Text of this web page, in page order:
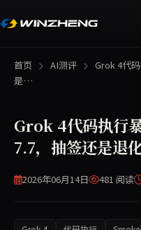
首页 AI测评
Grok 4代
是…
Grok 4代码执行
7.7，抽签还是退
2026年06月14日 481 阅读